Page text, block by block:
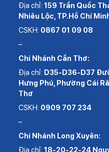
Địa chỉ: 159 Trần Quốc
Nhiêu Lộc, TP.Hồ Chí
CSKH: 0867 01 09 08
–
Chi Nhánh Cần Thơ:
Địa chỉ: D35-D36-D37
Hưng Phú, Phường Cái
Thơ
CSKH: 0909 707 234
–
Chi Nhánh Long Xuyên:
Địa chỉ: 18-20-22-24